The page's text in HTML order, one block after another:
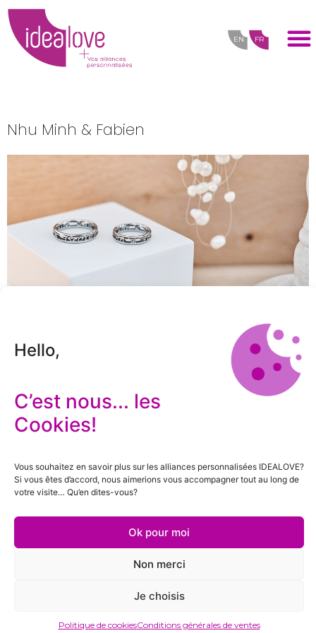
Hello,
C’est nous... les
Cookies!
Vous souhaitez en savoir plus sur les alliances personnalisées IDEALOVE?
Si vous êtes d’accord, nous aimerions vous accompagner tout au long de
votre visite… Qu’en dites-vous?
Ok pour moi
Non merci
Je choisis
Politique de cookiesConditions générales de ventes
FR
EN
Nhu Minh & Fabien